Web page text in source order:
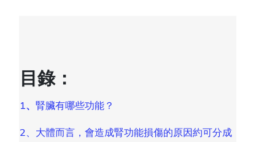
目錄：
1、腎臟有哪些功能？
2、大體而言，會造成腎功能損傷的原因約可分成